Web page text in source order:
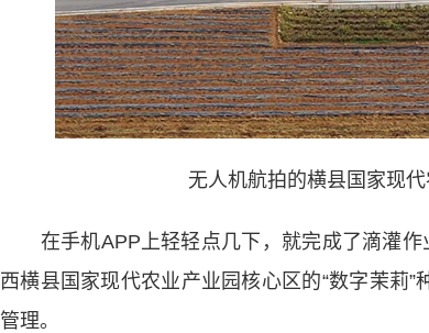
无人机航拍的横县国家现
在手机APP上轻轻点几下，就完成了滴灌作
西横县国家现代农业产业园核心区的“数字茉莉
管理。